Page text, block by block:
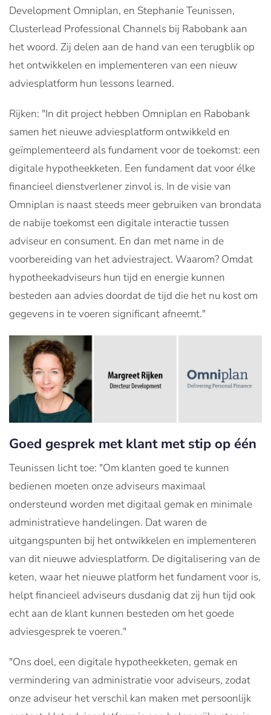
Development Omniplan, en Stephanie Teunissen,
Clusterlead Professional Channels bij Rabobank aan
het woord. Zij delen aan de hand van een terugblik op
het ontwikkelen en implementeren van een nieuw
adviesplatform hun lessons learned.
Rijken: "In dit project hebben Omniplan en Rabobank
samen het nieuwe adviesplatform ontwikkeld en
geïmplementeerd als fundament voor de toekomst: een
digitale hypotheekketen. Een fundament dat voor élke
financieel dienstverlener zinvol is. In de visie van
Omniplan is naast steeds meer gebruiken van brondata
de nabije toekomst een digitale interactie tussen
adviseur en consument. En dan met name in de
voorbereiding van het adviestraject. Waarom? Omdat
hypotheekadviseurs hun tijd en energie kunnen
besteden aan advies doordat de tijd die het nu kost om
gegevens in te voeren significant afneemt."
Goed gesprek met klant met stip op één
Teunissen licht toe: "Om klanten goed te kunnen
bedienen moeten onze adviseurs maximaal
ondersteund worden met digitaal gemak en minimale
administratieve handelingen. Dat waren de
uitgangspunten bij het ontwikkelen en implementeren
van dit nieuwe adviesplatform. De digitalisering van de
keten, waar het nieuwe platform het fundament voor is,
helpt financieel adviseurs dusdanig dat zij hun tijd ook
echt aan de klant kunnen besteden om het goede
adviesgesprek te voeren."
"Ons doel, een digitale hypotheekketen, gemak en
vermindering van administratie voor adviseurs, zodat
onze adviseur het verschil kan maken met persoonlijk